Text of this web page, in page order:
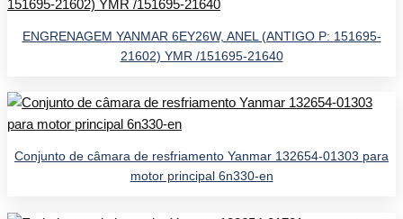
ENGRENAGEM YANMAR 6EY26W, ANEL (ANTIGO P: 151695-
21602) YMR /151695-21640
Conjunto de câmara de resfriamento Yanmar 132654-01303 para
motor principal 6n330-en